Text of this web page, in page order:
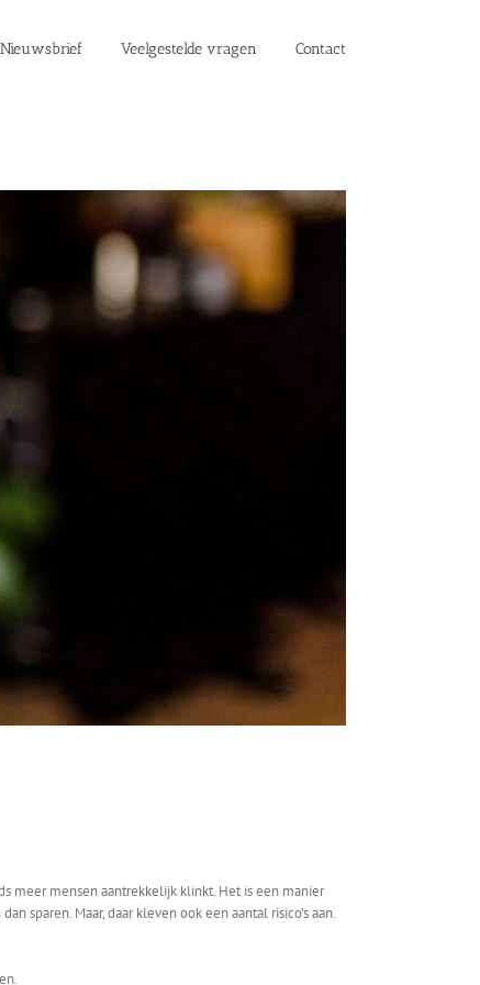
Nieuwsbrief Veelgestelde vragen Contact
meer mensen aantrekkelijk klinkt. Het is een manier
sparen. Maar, daar kleven ook een aantal risico’s aan.